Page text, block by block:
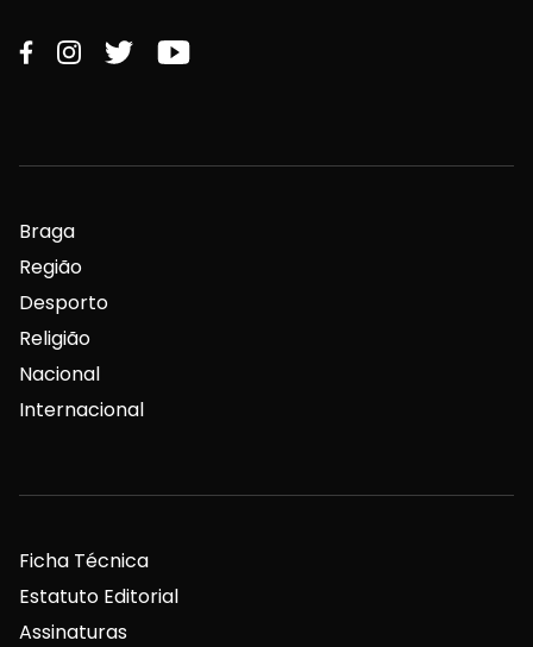
Braga
Região
Desporto
Religião
Nacional
Internacional
Ficha Técnica
Estatuto Editorial
Assinaturas